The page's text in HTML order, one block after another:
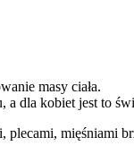
masy ciała.
dla kobiet jest to
mięśniami